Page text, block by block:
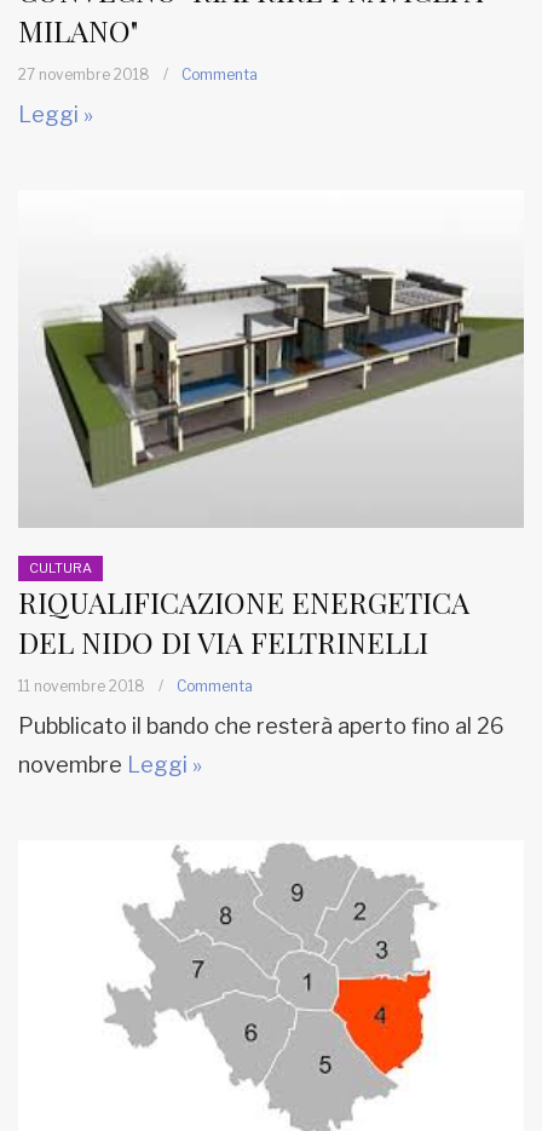
MILANO"
27 novembre 2018 / Commenta
Leggi »
CULTURA
RIQUALIFICAZIONE ENERGETICA
DEL NIDO DI VIA FELTRINELLI
11 novembre 2018 / Commenta
Pubblicato il bando che resterà aperto fino al 26
novembre Leggi »